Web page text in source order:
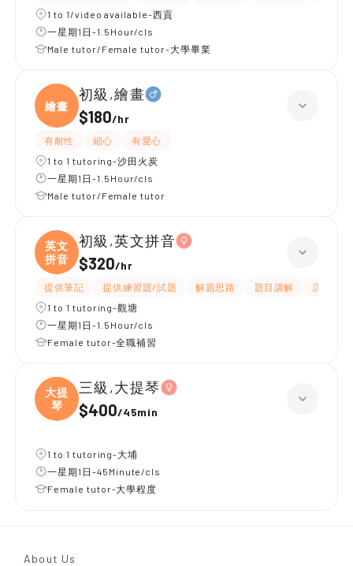
1 to 1/video available-西貢
一星期1日-1.5Hour/cls
Male tutor/Female tutor-大學畢業
繪畫
初級,繪畫
$180/hr
有耐性 細心
有愛心
1 to 1 tutoring-沙田火炭
一星期1日-1.5Hour/cls
Male tutor/Female tutor
英文
拼音
初級,英文拼音
$320/hr
提供筆記 提供練習題/試題 解題思路 題目講解
課程設計
1 to 1 tutoring-觀塘
一星期1日-1.5Hour/cls
Female tutor-全職補習
大提
琴
三級,大提琴
$400/45min
1 to 1 tutoring-大埔
一星期1日-45Minute/cls
Female tutor-大學程度
About Us